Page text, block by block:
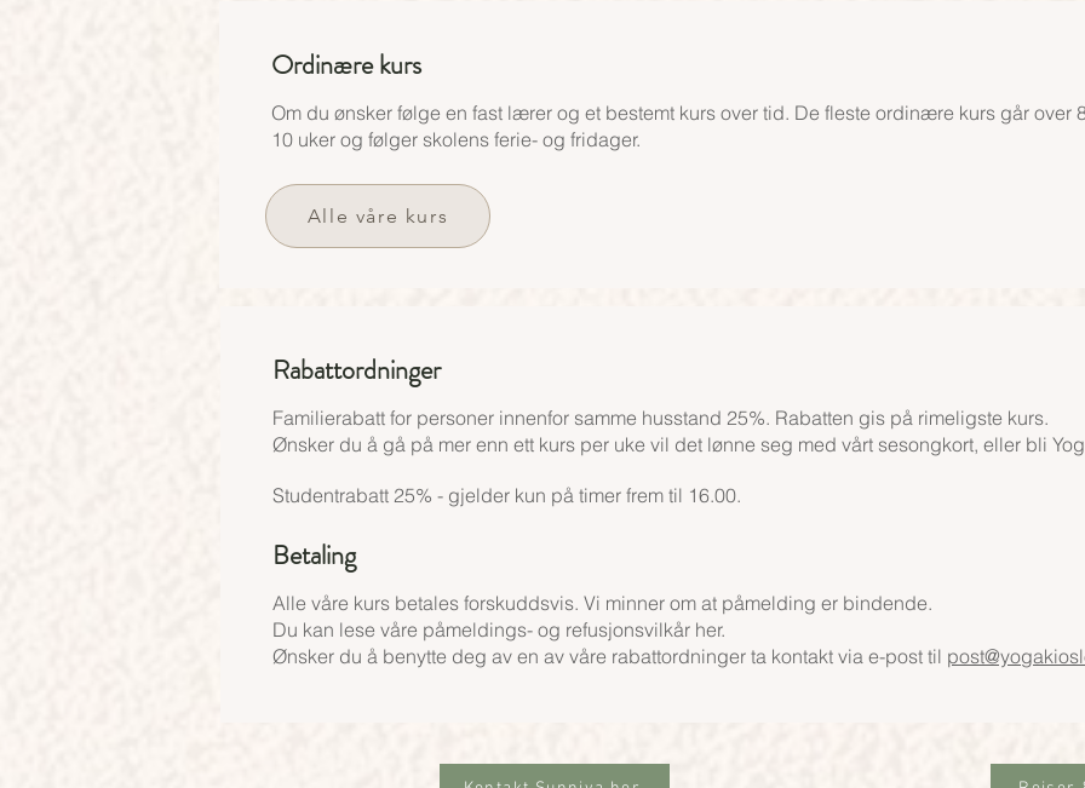
Ordinære kurs
Om du ønsker følge en fast lærer og et bestemt kurs over tid. De fleste ordinære kurs går over
10 uker og følger skolens ferie- og fridager.
Alle våre kurs
Rabattordninger
Familierabatt for personer innenfor samme husstand 25%. Rabatten gis på rimeligste kurs.
Ønsker du å gå på mer enn ett kurs per uke vil det lønne seg med vårt sesongkort, eller bli
Studentrabatt 25% - gjelder kun på timer frem til 16.00.
Betaling
Alle våre kurs betales forskuddsvis. Vi minner om at påmelding er bindende.
Du kan lese våre påmeldings- og refusjonsvilkår her.
Ønsker du å benytte deg av en av våre rabattordninger ta kontakt via e-post til